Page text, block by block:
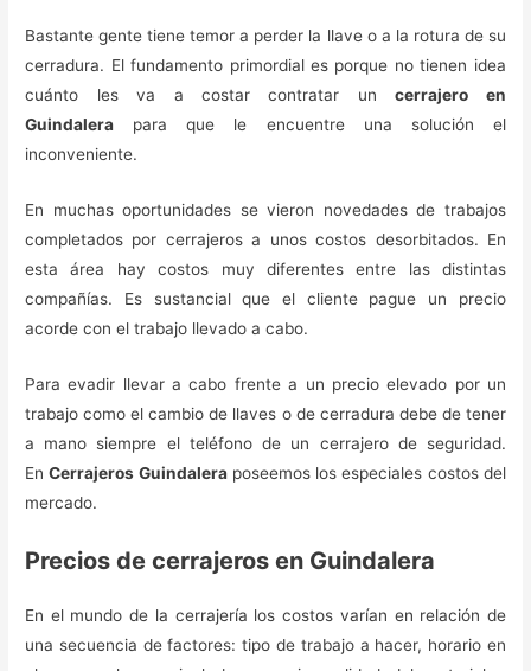
Bastante gente tiene temor a perder la llave o a la rotura de su
cerradura. El fundamento primordial es porque no tienen idea
cuánto les va a costar contratar uncerrajero en
Guindalera para que le encuentre una solución el
inconveniente.
En muchas oportunidades se vieron novedades de trabajos
completados por cerrajeros a unos costos desorbitados. En
esta área hay costos muy diferentes entre las distintas
compañías. Es sustancial que el cliente pague un precio
acorde con el trabajo llevado a cabo.
Para evadir llevar a cabo frente a un precio elevado por un
trabajo como el cambio de llaves o de cerradura debe de tener
a mano siempre el teléfono de un cerrajero de seguridad.
EnCerrajeros Guindaleraposeemos los especiales costos del
mercado.
Precios de cerrajeros en Guindalera
En el mundo de la cerrajería los costos varían en relación de
una secuencia de factores: tipo de trabajo a hacer, horario en